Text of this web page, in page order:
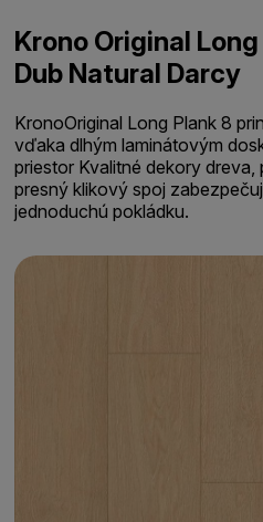
Krono Original
Dub Natural Darcy
KronoOriginal Long Plank 8
vďaka dlhým laminátovým
priestor Kvalitné dekory
presný klikový spoj
jednoduchú pokládku.